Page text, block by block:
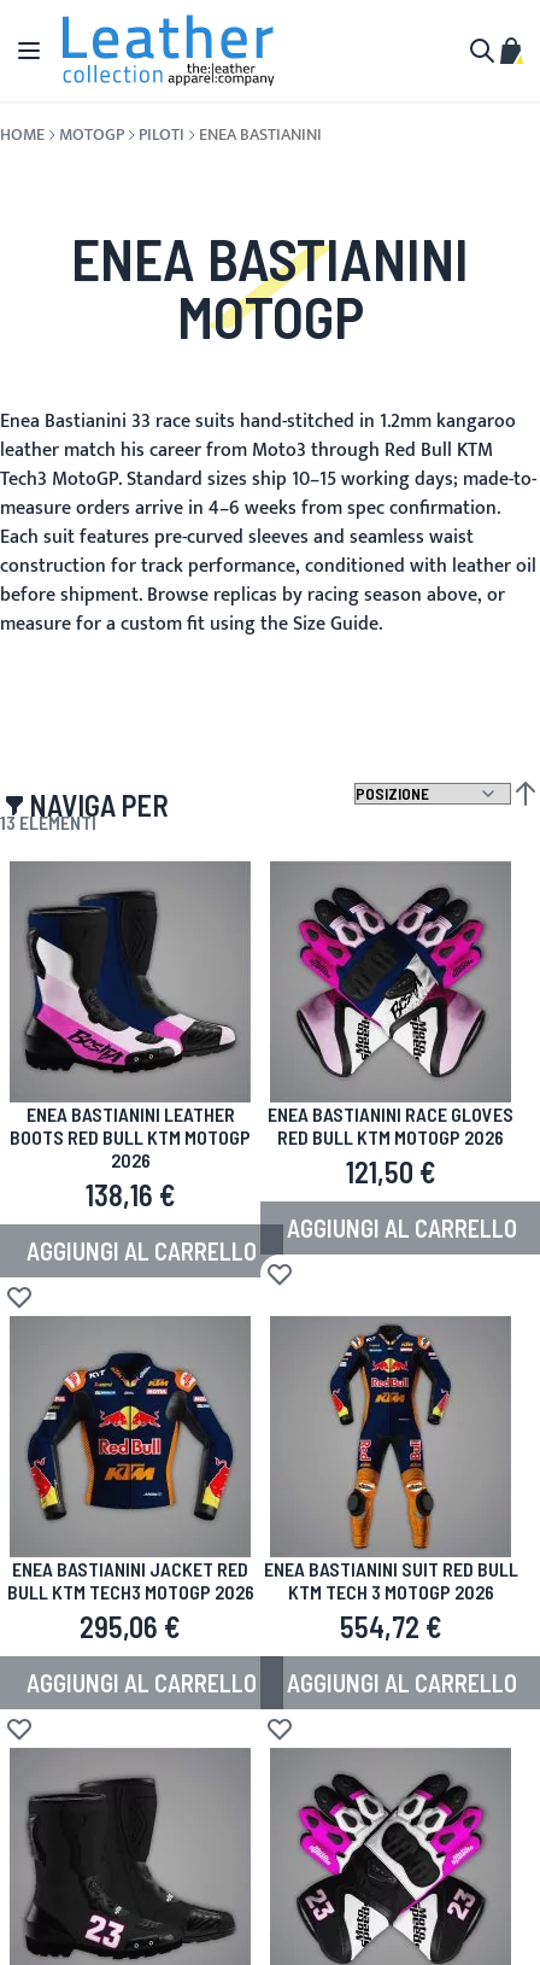
Salta al contenuto
Toggle Nav
HOME MOTOGP PILOTI ENEA BASTIANINI
ENEA BASTIANINI
MOTOGP
Enea Bastianini 33 race suits hand-stitched in 1.2mm kangaroo
leather match his career from Moto3 through Red Bull KTM
Tech3 MotoGP. Standard sizes ship 10–15 working days; made-to-
measure orders arrive in 4–6 weeks from spec confirmation.
Each suit features pre-curved sleeves and seamless waist
construction for track performance, conditioned with leather oil
before shipment. Browse replicas by racing season above, or
measure for a custom fit using the Size Guide.
NAVIGA PER
13 ELEMENTI
ENEA BASTIANINI LEATHER
BOOTS RED BULL KTM MOTOGP
2026
138,16 €
AGGIUNGI AL CARRELLO
Aggiungi alla lista desideri
ENEA BASTIANINI RACE GLOVES
RED BULL KTM MOTOGP 2026
121,50 €
AGGIUNGI AL CARRELLO
Aggiungi alla lista desideri
ENEA BASTIANINI JACKET RED
BULL KTM TECH3 MOTOGP 2026
295,06 €
AGGIUNGI AL CARRELLO
Aggiungi alla lista desideri
ENEA BASTIANINI SUIT RED BULL
KTM TECH 3 MOTOGP 2026
554,72 €
AGGIUNGI AL CARRELLO
Aggiungi alla lista desideri